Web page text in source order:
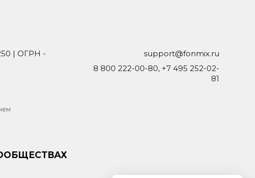
| ОГРН -
support@fonmix.ru
8 800 222-00-80, +7 495 252-02-
81